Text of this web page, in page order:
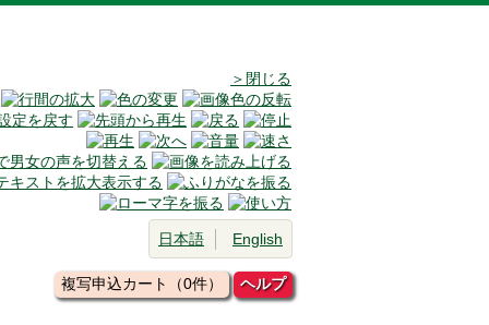
＞閉じる
日本語 English
複写申込カート（0件） ヘルプ